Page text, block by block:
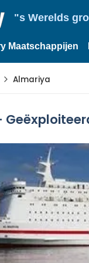
"s Werelds
Maatschappijen
Almariya